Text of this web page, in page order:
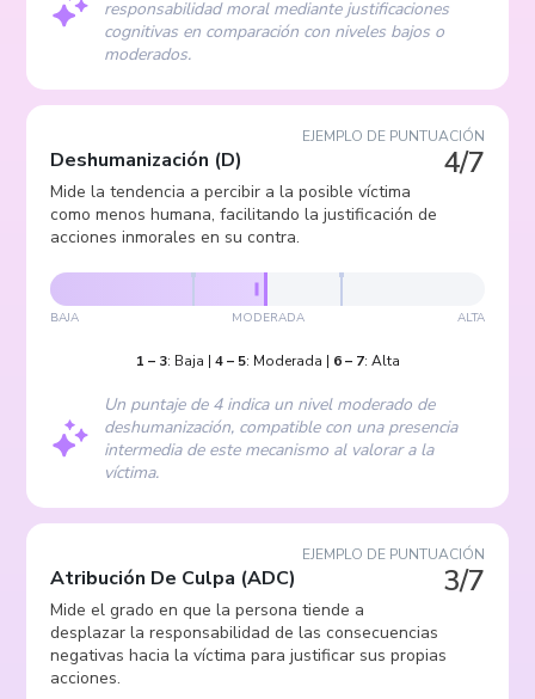
responsabilidad moral mediante justificaciones
cognitivas en comparación con niveles bajos o
moderados.
EJEMPLO DE PUNTUACIÓN
4/7
Deshumanización (D)
Mide la tendencia a percibir a la posible víctima
como menos humana, facilitando la justificación de
acciones inmorales en su contra.
BAJA MODERADA ALTA
1 – 3: Baja | 4– 5: Moderada | 6– 7: Alta
Un puntaje de 4 indica un nivel moderado de
deshumanización, compatible con una presencia
intermedia de este mecanismo al valorar a la
víctima.
EJEMPLO DE PUNTUACIÓN
3/7
Atribución De Culpa (ADC)
Mide el grado en que la persona tiende a
desplazar la responsabilidad de las consecuencias
negativas hacia la víctima para justificar sus propias
acciones.